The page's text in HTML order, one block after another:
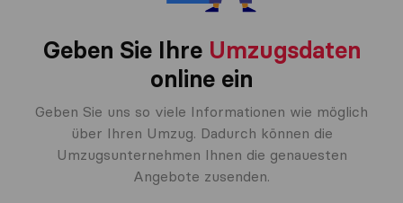
Geben Sie Ihre Umzugsdaten
online ein
Geben Sie uns so viele Informationen wie möglich
über Ihren Umzug. Dadurch können die
Umzugsunternehmen Ihnen die genauesten
Angebote zusenden.